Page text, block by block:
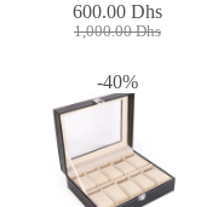
1,000.00Dhs
Le
initial
était :
1,000.00 Dhs.
600.00Dhs
Le
actuel
est :
600.00 Dhs.
-40%